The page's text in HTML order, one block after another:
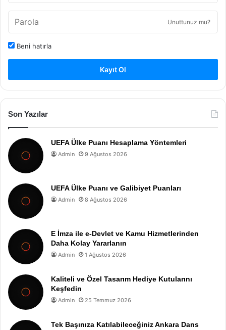
Unuttunuz mu?
Beni hatırla
Kayıt Ol
Son Yazılar
UEFA Ülke Puanı Hesaplama Yöntemleri
Admin 9 Ağustos 2026
UEFA Ülke Puanı ve Galibiyet Puanları
Admin 8 Ağustos 2026
E İmza ile e-Devlet ve Kamu Hizmetlerinden
Daha Kolay Yararlanın
Admin 1 Ağustos 2026
Kaliteli ve Özel Tasarım Hediye Kutularını
Keşfedin
Admin 25 Temmuz 2026
Tek Başınıza Katılabileceğiniz Ankara Dans